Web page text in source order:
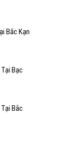
Bắc Kạn
Bạc
Bắc